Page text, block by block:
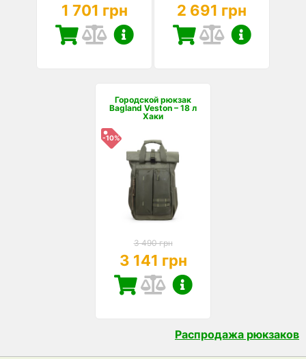
1 701 грн 2 691 грн
Городской рюкзак
Bagland Veston – 18 л
Хаки
-10%
3 490 грн
3 141 грн
Распродажа рюкзаков